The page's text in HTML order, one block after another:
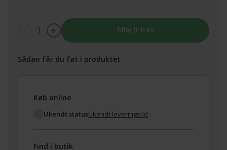
1 Tilføj til kurv
Sådan får du fat i produktet
Køb online
Ukendt statusUkendt leveringstid
Find i butik